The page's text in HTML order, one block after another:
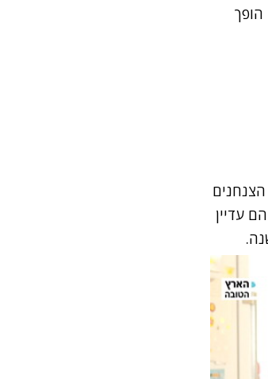
הופך
הצנחנים
התפקיד. בגיל 66, המילואים הם עדיין